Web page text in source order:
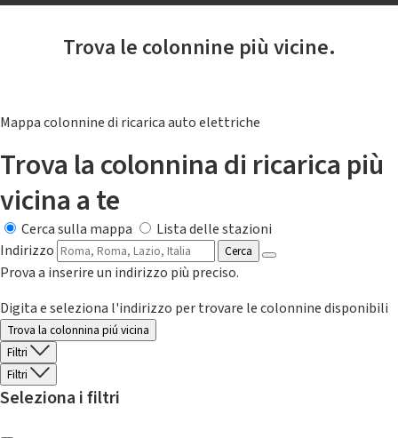
Trova le colonnine più vicine.
Mappa colonnine di ricarica auto elettriche
Trova la colonnina di ricarica più
vicina a te
Cerca sulla mappa
Lista delle stazioni
Indirizzo
Cerca
Prova a inserire un indirizzo più preciso.
Digita e seleziona l'indirizzo per trovare le colonnine disponibili
Trova la colonnina piú vicina
Filtri
Filtri
Seleziona i filtri